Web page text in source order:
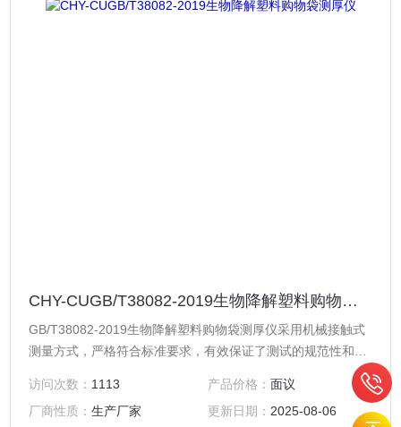
CHY-CUGB/T38082-2019生物降解塑料购物袋测厚仪
GB/T38082-2019生物降解塑料购物袋测厚仪采用机械接触式
测量方式，严格符合标准要求，有效保证了测试的规范性和准
确性。又可称为测厚仪、高精度薄膜测厚仪、薄膜厚度测试
仪、薄膜测厚仪、纸张厚度测定仪、台式测厚仪等。
访问次数： 1113 产品价格： 面议
厂商性质：生产厂家 更新日期： 2025-08-06